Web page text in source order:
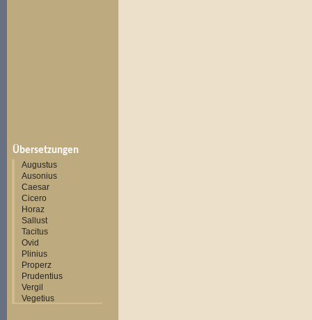
Übersetzungen
Augustus
Ausonius
Caesar
Cicero
Horaz
Sallust
Tacitus
Ovid
Plinius
Properz
Prudentius
Vergil
Vegetius